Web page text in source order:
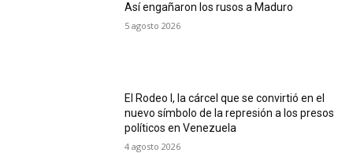
Así engañaron los rusos a Maduro
5 agosto 2026
El Rodeo I, la cárcel que se convirtió en el
nuevo símbolo de la represión a los presos
políticos en Venezuela
4 agosto 2026